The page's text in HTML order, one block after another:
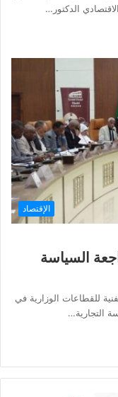
الدكتور…
الإقتصاد
السياسة
للقطاعات الوزارية في